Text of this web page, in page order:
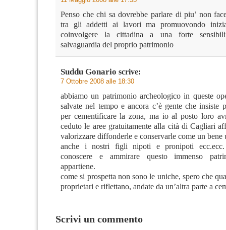
Penso che chi sa dovrebbe parlare di piu’ non
tra gli addetti ai lavori ma promuovondo
coinvolgere la cittadina a una forte
salvaguardia del proprio patrimonio
Suddu Gonario scrive:
7 Ottobre 2008 alle 18:30
abbiamo un patrimonio archeologico in queste
salvate nel tempo e ancora c’è gente che insiste
per cementificare la zona, ma io al posto loro
ceduto le aree gratuitamente alla cità di Cagliari
valorizzare diffonderle e conservarle come un bene
anche i nostri figli nipoti e pronipoti ecc.ecc.
conoscere e ammirare questo immenso
appartiene.
come si prospetta non sono le uniche, spero che
proprietari e riflettano, andate da un’altra parte a
Scrivi un commento